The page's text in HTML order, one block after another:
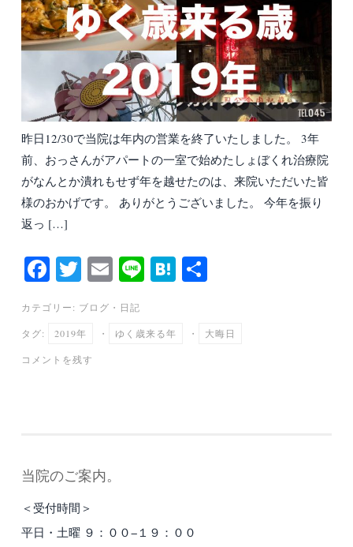
昨日12/30で当院は年内の営業を終了いたしました。 3年
前、おっさんがアパートの一室で始めたしょぼくれ治療院
がなんとか潰れもせず年を越せたのは、来院いただいた皆
様のおかげです。 ありがとうございました。 今年を振り
返っ […]
Fa
ce
bo
ok
T
wi
tte
r
E
m
ail
Li H
カテゴリー: ブログ ・ 日記
タグ: 2019年 ・ ゆく歳来る年 ・ 大晦日
コメントを残す
当院のご案内。
＜受付時間＞
平日・土曜 ９：００−１９：００